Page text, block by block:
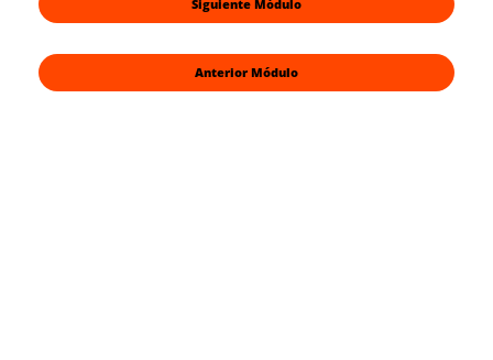
Anterior Módulo
Siguiente Módulo